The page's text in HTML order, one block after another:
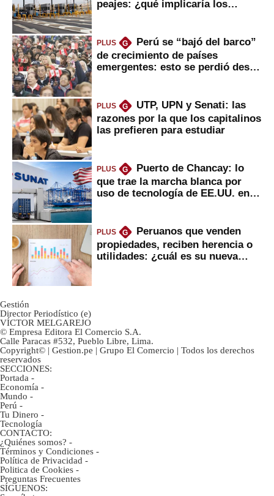
peajes: ¿qué implicaría los
PLUS G
Perú se “bajó del barco”
de crecimiento de países
emergentes: esto se perdió desde
PLUS G
UTP, UPN y Senati: las
razones por la que los capitalinos
las prefieren para estudiar
PLUS G
Puerto de Chancay: lo
que trae la marcha blanca por
uso de tecnología de EE.UU. en
PLUS G
Peruanos que venden
propiedades, reciben herencia o
utilidades: ¿cuál es su nueva
Gestión
Director Periodístico (e)
VÍCTOR MELGAREJO
© Empresa Editora El Comercio S.A.
Calle Paracas #532, Pueblo Libre, Lima.
Copyright© | Gestion.pe | Grupo El Comercio | Todos los derechos
reservados
SECCIONES:
Portada -
Economía -
Mundo -
Perú -
Tu Dinero -
Tecnología
CONTACTO:
¿Quiénes somos? -
Términos y Condiciones -
Política de Privacidad -
Politica de Cookies -
Preguntas Frecuentes
SÍGUENOS: